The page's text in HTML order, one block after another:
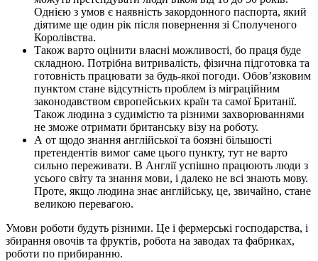
Однією з умов є наявність закордонного паспорта, який
діятиме ще один рік після повернення зі Сполученого
Королівства.
Також варто оцінити власні можливості, бо праця буде
складною. Потрібна витривалість, фізична підготовка та
готовність працювати за будь-якої погоди. Обов’язковим
пунктом стане відсутність проблем із міграційним
законодавством європейських країн та самої Британії.
Також людина з судимістю та різними захворюваннями
не зможе отримати британську візу на роботу.
А от щодо знання англійської та боязні більшості
претендентів вимог саме цього пункту, тут не варто
сильно переживати. В Англії успішно працюють люди з
усього світу та знання мови, і далеко не всі знають мову.
Проте, якщо людина знає англійську, це, звичайно, стане
великою перевагою.
Умови роботи будуть різними. Це і фермерські господарства, і
збирання овочів та фруктів, робота на заводах та фабриках,
роботи по прибиранню.